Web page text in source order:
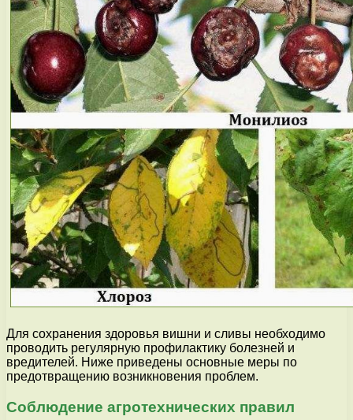
Для сохранения здоровья вишни и сливы необходимо
проводить регулярную профилактику болезней и
вредителей. Ниже приведены основные меры по
предотвращению возникновения проблем.
Соблюдение агротехнических правил